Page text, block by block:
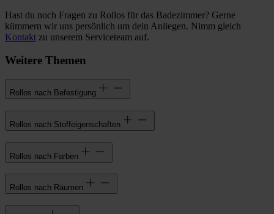
Hast du noch Fragen zu Rollos für das Badezimmer? Gerne
kümmern wir uns persönlich um dein Anliegen. Nimm gleich
Kontakt zu unserem Serviceteam auf.
Weitere Themen
Rollos nach Befestigung
Rollos nach Stoffeigenschaften
Rollos nach Farben
Rollos nach Räumen